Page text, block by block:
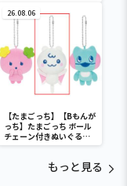
26.08.06
【たまごっち】【Bもんが
っち】たまごっち ボール
チェーン付きぬいぐるみ
～Tamagotchi
もっと見る